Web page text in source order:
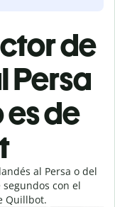
de
Persa
de
al Persa o del
con el
Quillbot.